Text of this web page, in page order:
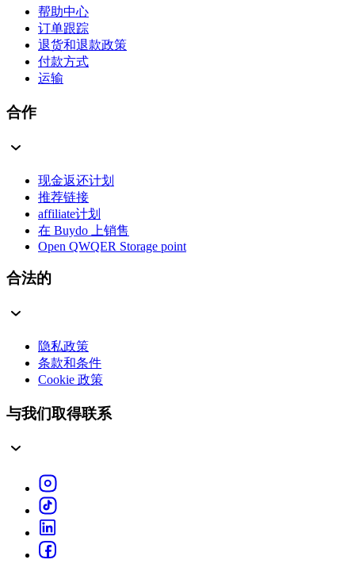
帮助中心
订单跟踪
退货和退款政策
付款方式
运输
合作
现金返还计划
推荐链接
affiliate计划
在 Buydo 上销售
Open QWQER Storage point
合法的
隐私政策
条款和条件
Cookie 政策
与我们取得联系